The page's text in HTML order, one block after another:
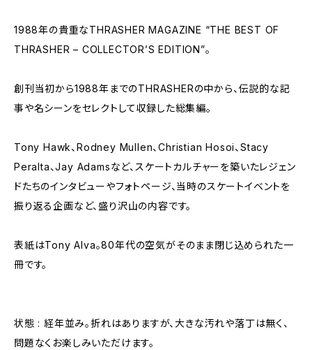
1988年の貴重なTHRASHER MAGAZINE “THE BEST OF
THRASHER – COLLECTOR’S EDITION”。
創刊当初から1988年までのTHRASHERの中から、伝説的な記
事や名シーンをセレクトして収録した総集編。
Tony Hawk、Rodney Mullen、Christian Hosoi、Stacy
Peralta、Jay Adamsなど、スケートカルチャーを築いたレジェン
ドたちのインタビューやフォトページ、当時のスケートイベントを
振り返る企画など、盛り沢山の内容です。
表紙はTony Alva。80年代の空気がそのまま閉じ込められた一
冊です。
状態 : 経年並み。折れはありますが、大きな汚れや落丁は無く、
問題なくお楽しみいただけます。